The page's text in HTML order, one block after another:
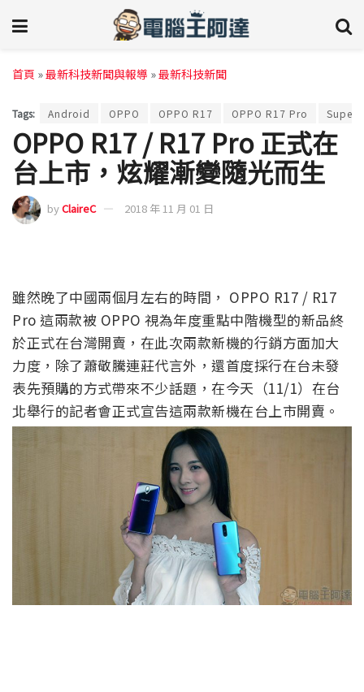
首頁 »最新科技新聞與報導 »最新科技新聞
Tags: Android OPPO OPPO R17 OPPO R17 Pro
OPPO R17 / R17 Pro 正式在
台上市，炫耀漸變隨光而生
byClaireC 2018 年 11 月 01 日
雖然晚了中國兩個月左右的時間， OPPO R17 / R17
Pro 這兩款被 OPPO 視為年度重點中階機型的新品終
於正式在台灣開賣，在此次兩款新機的行銷方面加大
力度，除了蕭敬騰連莊代言外，還首度採行在台未發
表先預購的方式帶來不少話題，在今天（11/1）在台
北舉行的記者會正式宣告這兩款新機在台上市開賣。